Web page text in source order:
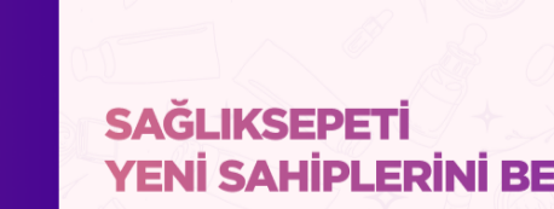
Lumiere Essentielle Serisi